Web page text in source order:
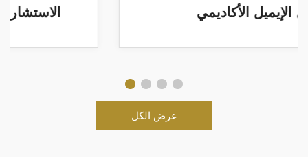
الاستشارات الإحصائية وتحليل البيانات
عرض الكل